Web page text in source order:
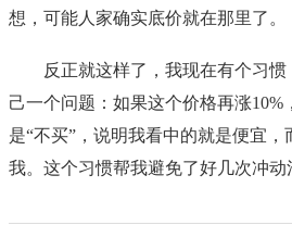
想，可能人家确实底价就在那里了。
反正就这样了，我现在有个习
己一个问题：如果这个价格再涨10%
是“不买”，说明我看中的就是便宜
我。这个习惯帮我避免了好几次冲动